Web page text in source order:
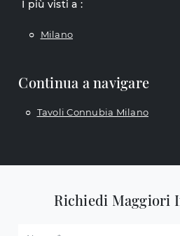
I più visti a :
Milano
Continua a navigare
Tavoli Connubia Milano
Richiedi Maggiori